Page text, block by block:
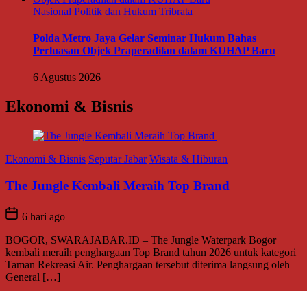
Nasional Politik dan Hukum Tribrata
Polda Metro Jaya Gelar Seminar Hukum Bahas
Perluasan Objek Praperadilan dalam KUHAP Baru
6 Agustus 2026
Ekonomi & Bisnis
Ekonomi & Bisnis Seputar Jabar Wisata & Hiburan
The Jungle Kembali Meraih Top Brand
6 hari ago
BOGOR, SWARAJABAR.ID – The Jungle Waterpark Bogor
kembali meraih penghargaan Top Brand tahun 2026 untuk kategori
Taman Rekreasi Air. Penghargaan tersebut diterima langsung oleh
General […]